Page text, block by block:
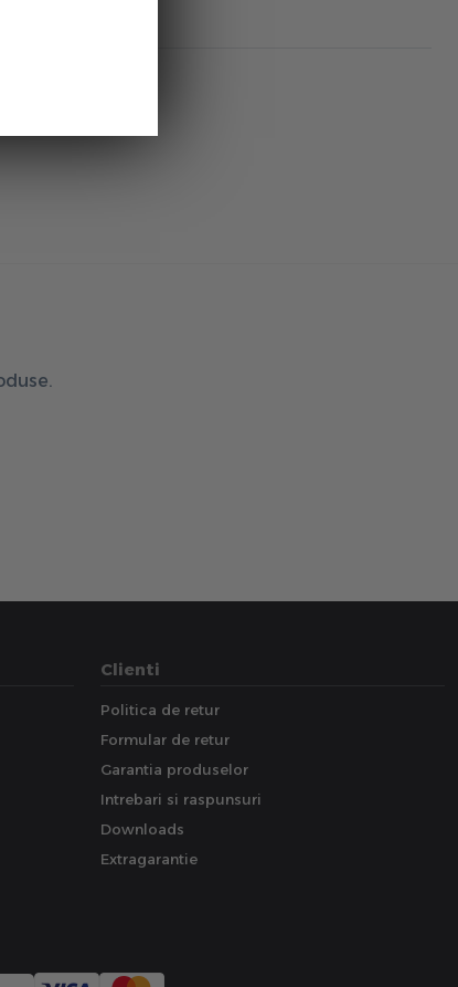
Clienti
Politica de retur
Formular de retur
Garantia produselor
Intrebari si raspunsuri
Downloads
Extragarantie